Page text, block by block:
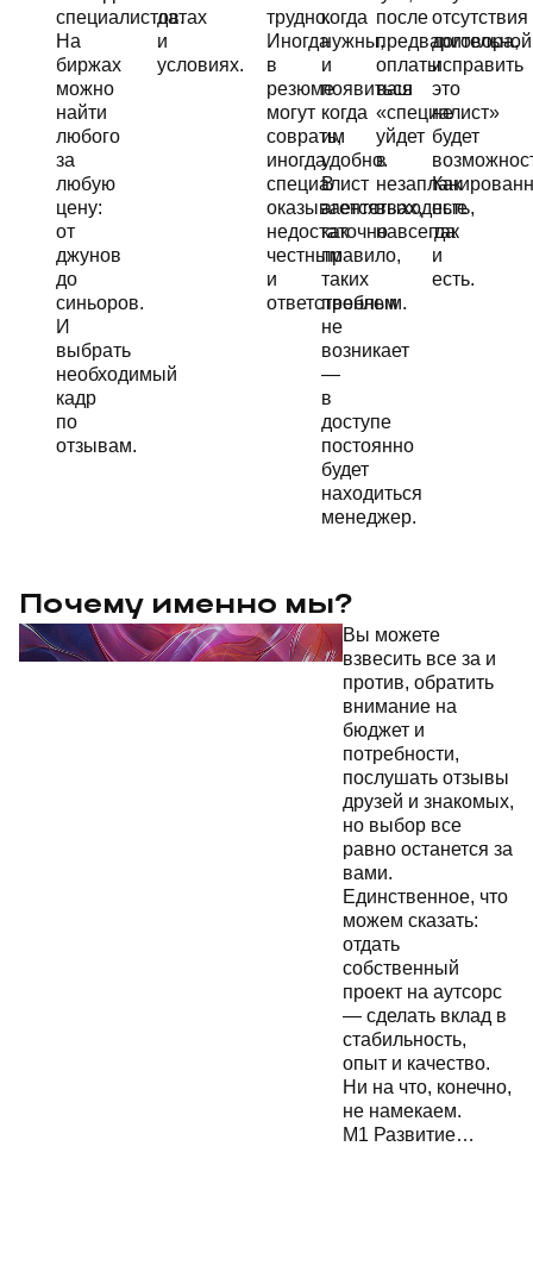
специалистов.
На
биржах
можно
найти
любого
за
любую
цену:
от
джунов
до
синьоров.
И
выбрать
необходимый
кадр
по
отзывам.
датах
и
условиях.
трудно.
Иногда
в
резюме
могут
соврать,
иногда
специалист
оказывается
недостаточно
честным
и
ответственным.
когда
нужны,
и
появиться
когда
им
удобно.
В
агентствах,
как
правило,
таких
проблем
не
возникает
—
в
доступе
постоянно
будет
находиться
менеджер.
после
предварительной
оплаты
ваш
«специалист»
уйдет
в
выходные
навсегда
отсутствия
договора,
исправить
это
не
будет
Как
есть,
так
и
есть.
Почему именно мы?
Вы можете
взвесить все за и
против, обратить
внимание на
бюджет и
потребности,
послушать отзывы
друзей и знакомых,
но выбор все
равно останется за
вами.
Единственное, что
можем сказать:
отдать
собственный
проект на аутсорс
— сделать вклад в
стабильность,
опыт и качество.
Ни на что, конечно,
не намекаем.
М1 Развитие…